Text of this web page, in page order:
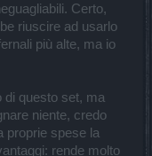
Certo,
riuscire ad usarlo
più alte, ma io
di questo set, ma
niente, credo
proprie spese la
rende molto